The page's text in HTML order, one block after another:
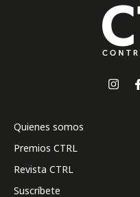
Quienes somos
Premios CTRL
Revista CTRL
Suscríbete